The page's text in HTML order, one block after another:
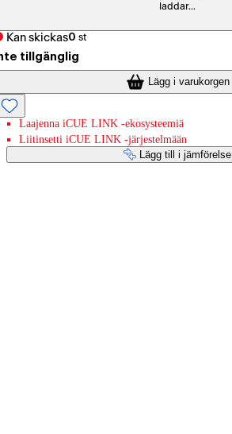
laddar...
Kan skickas0 st
tillgänglig
Lägg i varukorgen
Laajenna iCUE LINK -ekosysteemiä
Liitinsetti iCUE LINK -järjestelmään
Lägg till i jämförelse